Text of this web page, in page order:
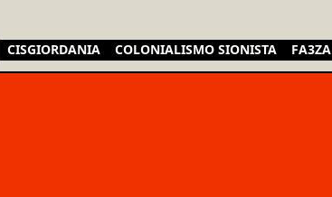
CISGIORDANIA COLONIALISMO SIONISTA FA3ZA